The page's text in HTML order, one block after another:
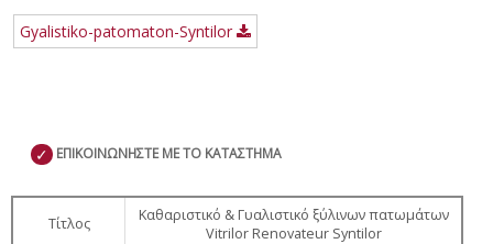
Gyalistiko-patomaton-Syntilor
✓ ΕΠΙΚΟΙΝΩΝΗΣΤΕ ΜΕ ΤΟ ΚΑΤΑΣΤΗΜΑ
Τίτλος
Καθαριστικό & Γυαλιστικό ξύλινων πατωμάτων
Vitrilor Renovateur Syntilor